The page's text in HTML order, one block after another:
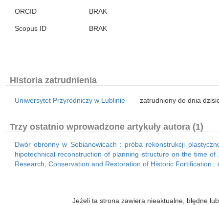
ORCID BRAK
Scopus ID BRAK
Historia zatrudnienia
Uniwersytet Przyrodniczy w Lublinie zatrudniony do dnia
Trzy ostatnio wprowadzone artykuły autora (1)
Dwór obronny w Sobianowicach : próba rekonstrukcji
hipotechnical reconstruction of planning structure on the time of
Research, Conservation and Restoration of Historic Fortification :
Jeżeli ta strona zawiera nieaktualne, błędne